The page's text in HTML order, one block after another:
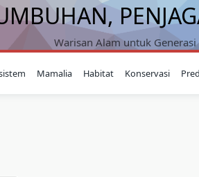
Warisan Alam untuk
Mamalia Habitat Konservasi